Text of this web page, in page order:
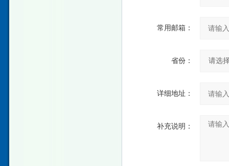
常用邮箱：
省份：
详细地址：
补充说明：